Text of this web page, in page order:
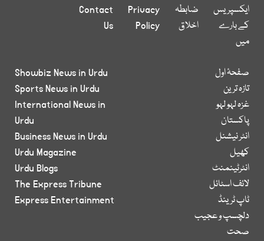
ایکسپریس
کے بارے
میں
ضابطہ
اخلاق
Privacy
Policy
Contact
Us
صفحۂ اول
تازہ ترین
غزہ لہو لہو
پاکستان
انٹر نیشنل
کھیل
انٹرٹینمنٹ
لائف اسٹائل
ٹاپ ٹرینڈ
دلچسپ و عجیب
صحت
Showbiz News in Urdu
Sports News in Urdu
International News in
Urdu
Business News in Urdu
Urdu Magazine
Urdu Blogs
The Express Tribune
Express Entertainment